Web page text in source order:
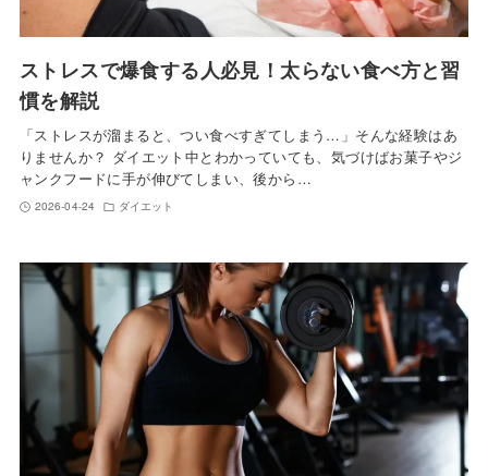
ストレスで爆食する人必見！太らない食べ方と習
慣を解説
「ストレスが溜まると、つい食べすぎてしまう…」そんな経験はあ
りませんか？ ダイエット中とわかっていても、気づけばお菓子やジ
ャンクフードに手が伸びてしまい、後から…
2026-04-24 ダイエット